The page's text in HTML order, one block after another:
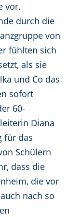
vor.
durch die
von
fühlten sich
als sie
und Co das
sofort
60-
Diana
für das
Schülern
dass die
die vor
nach so